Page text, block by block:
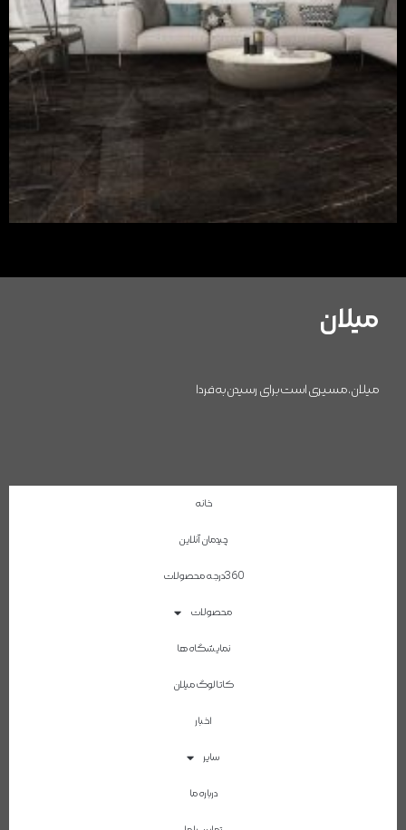
میلان
میلان، مسیری است برای رسیدن به فردا
خانه
چیدمان آنلاین
360درجه محصولات
محصولات
نمایشگاه ها
کاتالوگ میلان
اخبار
سایر
درباره ما